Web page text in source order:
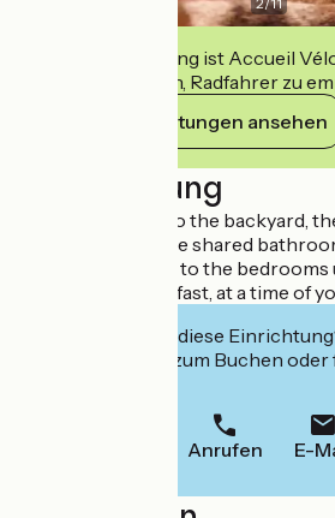
Diese Einrichtung ist Accueil
verpflichtet sich, Radfahrer zu
Ihre Verpflichtungen ansehen
Beschreibung
You have access to the backyard,
living room and the shared
A few steps to get to the bedrooms
Self service breakfast, at a time of
Interessiert Sie diese
deren Website zum Buchen
Anrufen E-